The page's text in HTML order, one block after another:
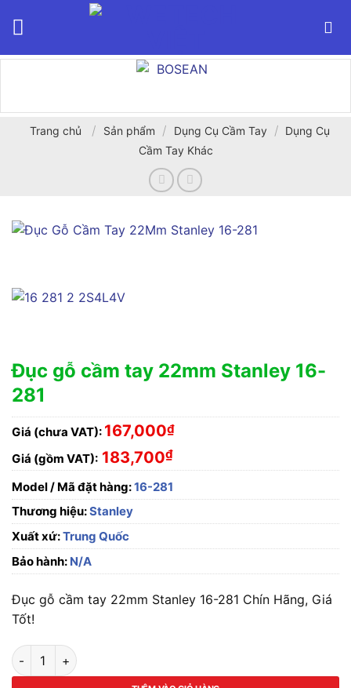
Trang chủ / Sản phẩm / Dụng Cụ Cầm Tay / Dụng Cụ
Cầm Tay Khác
Đục gỗ cầm tay 22mm Stanley 16-
281
Giá (chưa VAT): 167,000₫
Giá (gồm VAT): 183,700₫
Model / Mã đặt hàng:16-281
Thương hiệu:Stanley
Xuất xứ:Trung Quốc
Bảo hành: N/A
Đục gỗ cầm tay 22mm Stanley 16-281 Chín Hãng, Giá
Tốt!
Đục gỗ cầm tay 22mm Stanley 16-281 số lượng